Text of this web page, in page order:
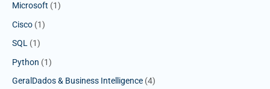
Microsoft (1)
Cisco (1)
SQL (1)
Python (1)
GeralDados & Business Intelligence (4)